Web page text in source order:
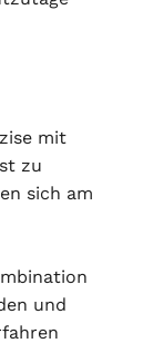
mit
zu
sich am
und